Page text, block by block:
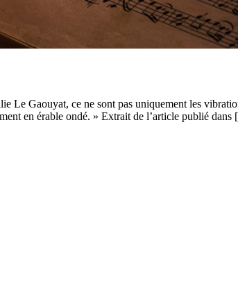
Le Gaouyat, ce ne sont pas uniquement les
en érable ondé. » Extrait de l’article publié